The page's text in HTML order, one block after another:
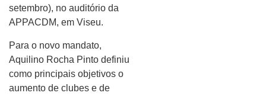
setembro), no auditório da
APPACDM, em Viseu.
Para o novo mandato,
Aquilino Rocha Pinto definiu
como principais objetivos o
aumento de clubes e de